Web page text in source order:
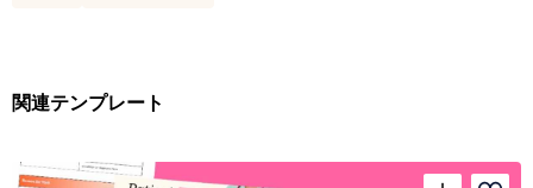
関連テンプレート